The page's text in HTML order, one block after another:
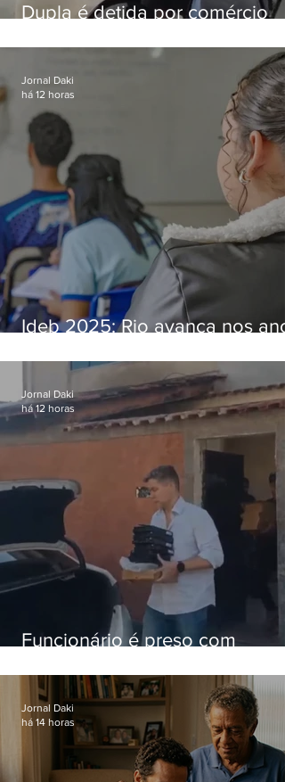
Dupla é detida por comércio
Bangu
Ideb 2025: Rio avança nos
nacional
Jornal Daki
há 12 horas
Funcionário é preso com
Hospital do Andaraí
Jornal Daki
há 12 horas
Jornal Daki
há 14 horas